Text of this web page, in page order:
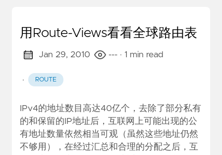
用Route-Views看看全球路由表
Jan 29, 2010 --- · 1 min read
· ROUTE
IPv4的地址数目高达40亿个，去除了部分私有
的和保留的IP地址后，互联网上可能出现的公
有地址数量依然相当可观（虽然这些地址仍然
不够用），在经过汇总和合理的分配之后，互